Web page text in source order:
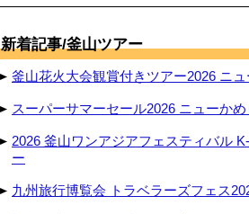
新着記事/釜山ツアー
釜山花火大会観賞付きツアー2026 ニ
スーパーサマーセール2026 ニューか
2026 釜山ワンアジアフェスティバル
ー
九州旅行博覧会 トラベラーズフェス